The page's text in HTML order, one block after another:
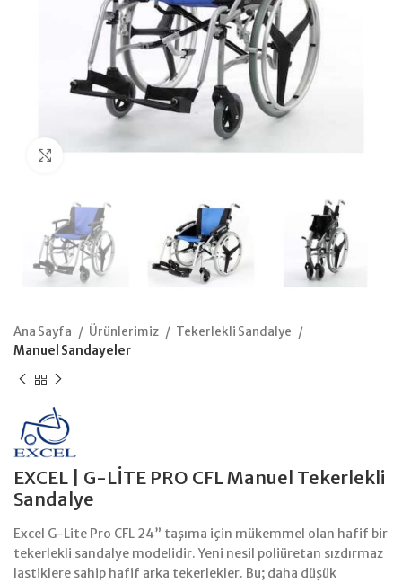
Büyütmek için tıklayın
Ana Sayfa Ürünlerimiz
Tekerlekli Sandalye
Manuel Sandayeler
EXCEL | G-LİTE PRO CFL Manuel Tekerlekli
Sandalye
​Excel G-Lite Pro CFL 24” taşıma için mükemmel olan hafif bir
tekerlekli sandalye modelidir. Yeni nesil poliüretan sızdırmaz
lastiklere sahip hafif arka tekerlekler. Bu; daha düşük